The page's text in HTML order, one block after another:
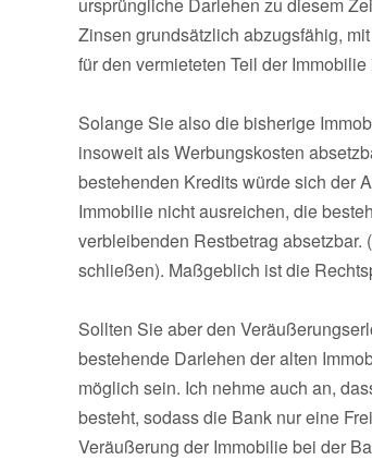
Zinsen grundsätzlich abzugsfähig,
für den vermieteten Teil der
Solange Sie also die bisherige
insoweit als Werbungskosten
bestehenden Kredits würde sich der
Immobilie nicht ausreichen, die
verbleibenden Restbetrag
schließen). Maßgeblich ist die
Sollten Sie aber den
bestehende Darlehen der alten
möglich sein. Ich nehme auch an,
besteht, sodass die Bank nur eine
Veräußerung der Immobilie bei der